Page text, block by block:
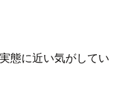
態に近い気がしてい